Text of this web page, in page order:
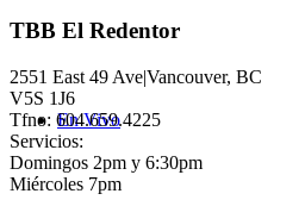
En Vivo
TBB El Redentor
2551 East 49 Ave|Vancouver, BC
V5S 1J6
Tfno: 604.659.4225
Servicios:
Domingos 2pm y 6:30pm
Miércoles 7pm